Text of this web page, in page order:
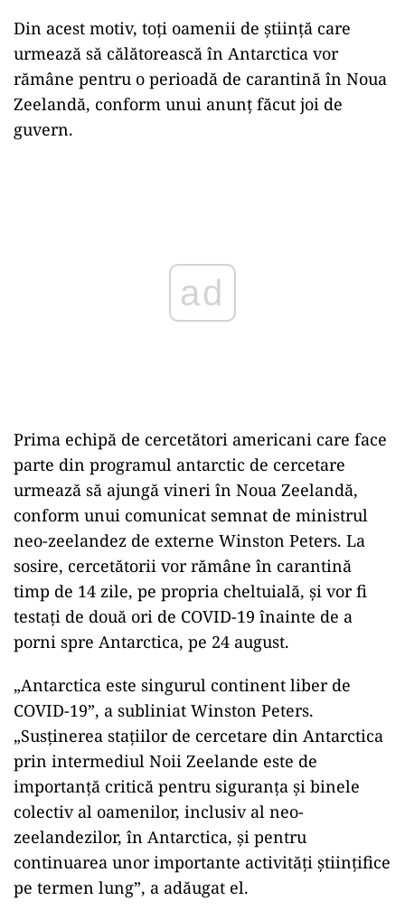
Din acest motiv, toţi oamenii de ştiinţă care
urmează să călătorească în Antarctica vor
rămâne pentru o perioadă de carantină în Noua
Zeelandă, conform unui anunţ făcut joi de
guvern.
Prima echipă de cercetători americani care face
parte din programul antarctic de cercetare
urmează să ajungă vineri în Noua Zeelandă,
conform unui comunicat semnat de ministrul
neo-zeelandez de externe Winston Peters. La
sosire, cercetătorii vor rămâne în carantină
timp de 14 zile, pe propria cheltuială, şi vor fi
testaţi de două ori de COVID-19 înainte de a
porni spre Antarctica, pe 24 august.
„Antarctica este singurul continent liber de
COVID-19”, a subliniat Winston Peters.
„Susţinerea staţiilor de cercetare din Antarctica
prin intermediul Noii Zeelande este de
importanţă critică pentru siguranţa şi binele
colectiv al oamenilor, inclusiv al neo-
zeelandezilor, în Antarctica, şi pentru
continuarea unor importante activităţi ştiinţifice
pe termen lung”, a adăugat el.